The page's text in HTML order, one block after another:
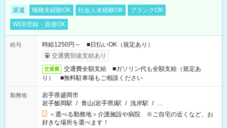
派遣 職種未経験OK 社会人未経験OK
ブランクOK
WEB登録・面接OK
給与
時給1250円～ ■日払いOK（規定あり）
交通費別途支給あり
交通費
交通費全額支給 ■ガソリン代も全額支給（規定あ
り） ■無料駐車場もご相談ください
勤務地
岩手県盛岡市
岩手飯岡駅 / 青山(岩手県)駅 / 浅岸駅 / …
＜選べる勤務地＞介護施設や病院 ※ご自宅の近くなど、お
好きな場所を選べます！